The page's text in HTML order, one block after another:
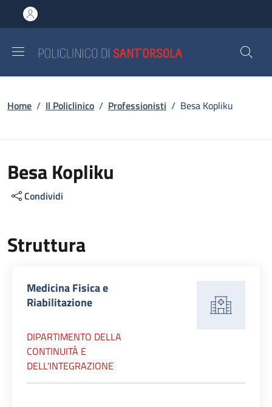
al contenuto principale
to footer content
Briciole di pane
Home / Il Policlinico / Professionisti / Besa Kopliku
Besa Kopliku
Condividi
Struttura
Medicina Fisica e
Riabilitazione
DIPARTIMENTO DELLA
CONTINUITÀ E
DELL'INTEGRAZIONE